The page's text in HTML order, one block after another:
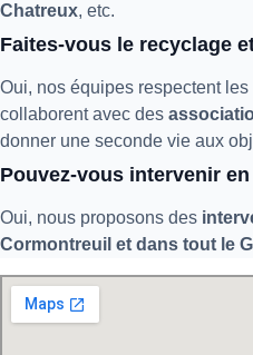
Chatreux, etc.
Faites-vous le recyclage
Oui, nos équipes respectent
collaborent avec des
donner une seconde vie aux
Pouvez-vous intervenir
Oui, nous proposons des
Cormontreuil et dans tout le